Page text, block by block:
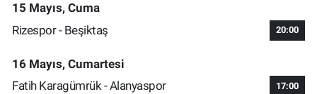
15 Mayıs, Cuma
Rizespor - Beşiktaş
20:00
16 Mayıs, Cumartesi
Fatih Karagümrük - Alanyaspor
17:00